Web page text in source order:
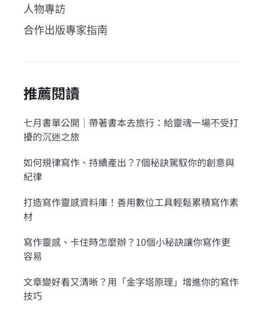
人物專訪
合作出版專家指南
推薦閱讀
七月書單公開｜帶著書本去旅行：給靈魂一場不受打
擾的沉迷之旅
如何規律寫作、持續產出？7個秘訣駕馭你的創意與
紀律
打造寫作靈感資料庫！善用數位工具輕鬆累積寫作素
材
寫作靈感、卡住時怎麼辦？10個小秘訣讓你寫作更
容易
文章變好看又清晰？用「金字塔原理」增進你的寫作
技巧